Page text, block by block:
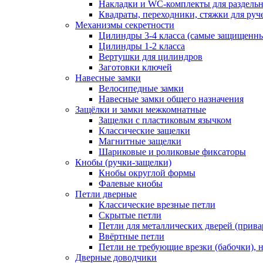
Накладки и WC-комплекты для
Квадраты, переходники, стяжки для
Механизмы секретности
Цилиндры 3-4 класса (самые
Цилиндры 1-2 класса
Вертушки для цилиндров
Заготовки ключей
Навесные замки
Велосипедные замки
Навесные замки общего назначения
Защёлки и замки межкомнатные
Защелки с пластиковым язычком
Классические защелки
Магнитные защелки
Шариковые и роликовые фиксаторы
Кнобы (ручки-защелки)
Кнобы округлой формы
Фалевые кнобы
Петли дверные
Классические врезные петли
Скрытые петли
Петли для металлических дверей
Ввёртные петли
Петли не требующие врезки (бабочки),
Дверные доводчики